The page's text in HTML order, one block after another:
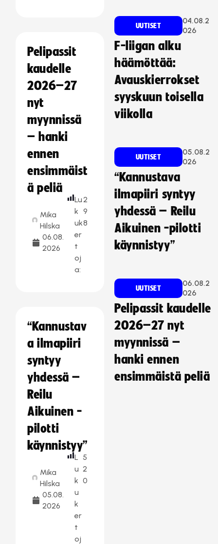
Pelipassit
kaudelle
2026–27
nyt
myynnissä
– hanki
ennen
ensimmäist
ä peliä
Mika
Hilska
06.08.
2026
Lu
k
uk
er
t
oj
a:
2
9
8
“Kannustav
a ilmapiiri
syntyy
yhdessä –
Reilu
Aikuinen -
pilotti
käynnistyy”
Mika
Hilska
05.08.
2026
L
u
k
u
k
er
t
oj
5
2
0
UUTISET
04.08.2
026
F-liigan alku
häämöttää:
Avauskierrokset
syyskuun toisella
viikolla
UUTISET
05.08.2
026
“Kannustava
ilmapiiri syntyy
yhdessä – Reilu
Aikuinen -pilotti
käynnistyy”
UUTISET
06.08.2
026
Pelipassit kaudelle
2026–27 nyt
myynnissä –
hanki ennen
ensimmäistä peliä